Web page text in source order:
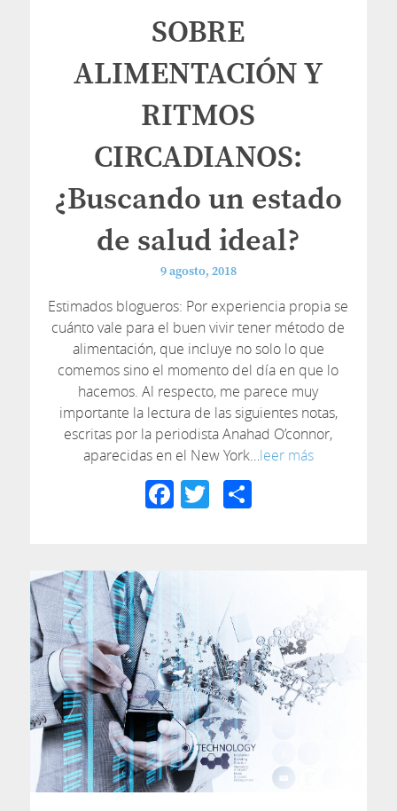
SOBRE
ALIMENTACIÓN Y
RITMOS
CIRCADIANOS:
¿Buscando un estado
de salud ideal?
9 agosto, 2018
Estimados blogueros: Por experiencia propia se
cuánto vale para el buen vivir tener método de
alimentación, que incluye no solo lo que
comemos sino el momento del día en que lo
hacemos. Al respecto, me parece muy
importante la lectura de las siguientes notas,
escritas por la periodista Anahad O’connor,
aparecidas en el New York…leer más
Facebook
TwitterCompartir